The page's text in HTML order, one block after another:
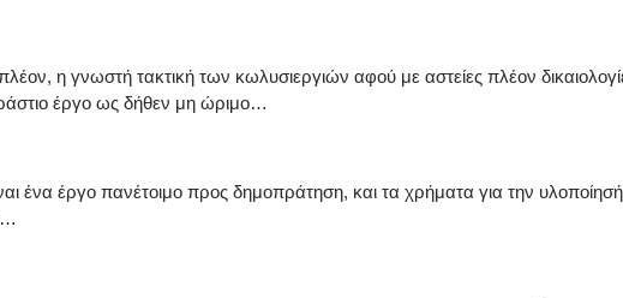
η γνωστή τακτική των κωλυσιεργιών αφού με αστείες πλέον
έργο ως δήθεν μη ώριμο…
ένα έργο πανέτοιμο προς δημοπράτηση, και τα χρήματα για την